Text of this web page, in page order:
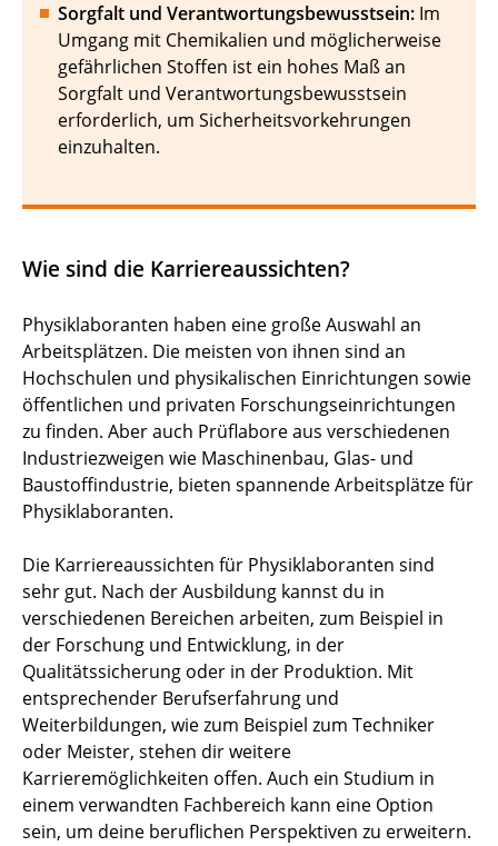
Sorgfalt und Verantwortungsbewusstsein: Im
Umgang mit Chemikalien und möglicherweise
gefährlichen Stoffen ist ein hohes Maß an
Sorgfalt und Verantwortungsbewusstsein
erforderlich, um Sicherheitsvorkehrungen
einzuhalten.
Wie sind die Karriereaussichten?
Physiklaboranten haben eine große Auswahl an
Arbeitsplätzen. Die meisten von ihnen sind an
Hochschulen und physikalischen Einrichtungen sowie
öffentlichen und privaten Forschungseinrichtungen
zu finden. Aber auch Prüflabore aus verschiedenen
Industriezweigen wie Maschinenbau, Glas- und
Baustoffindustrie, bieten spannende Arbeitsplätze für
Physiklaboranten.
Die Karriereaussichten für Physiklaboranten sind
sehr gut. Nach der Ausbildung kannst du in
verschiedenen Bereichen arbeiten, zum Beispiel in
der Forschung und Entwicklung, in der
Qualitätssicherung oder in der Produktion. Mit
entsprechender Berufserfahrung und
Weiterbildungen, wie zum Beispiel zum Techniker
oder Meister, stehen dir weitere
Karrieremöglichkeiten offen. Auch ein Studium in
einem verwandten Fachbereich kann eine Option
sein, um deine beruflichen Perspektiven zu erweitern.